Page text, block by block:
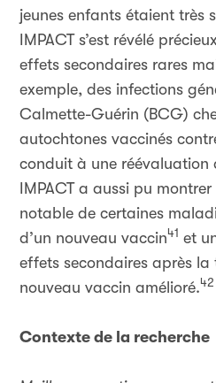
jeunes enfants étaient très
IMPACT s’est révélé
effets secondaires rares
exemple, des infections
Calmette-Guérin (BCG)
autochtones vaccinés
conduit à une réévaluation
IMPACT a aussi pu
notable de certaines
d’un nouveau vaccin41 et
effets secondaires après la
nouveau vaccin amélioré.42
Contexte de la recherche